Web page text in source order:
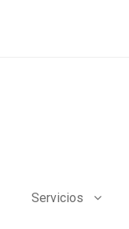
Servicios